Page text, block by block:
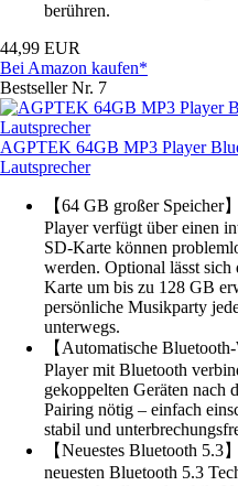
berühren.
44,99 EUR
Bei Amazon kaufen*
Bestseller Nr. 7
AGPTEK 64GB MP3 Player
Lautsprecher
【64 GB großer
Player verfügt über einen
SD-Karte können
werden. Optional lässt
Karte um bis zu 128 GB
persönliche Musikparty
unterwegs.
【Automatische
Player mit Bluetooth
gekoppelten Geräten nach
Pairing nötig – einfach
stabil und
【Neuestes Bluetooth
neuesten Bluetooth 5.3